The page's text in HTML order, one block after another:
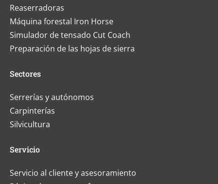
Reaserradoras
Máquina forestal Iron Horse
Simulador de tensado Cut Coach
Preparación de las hojas de sierra
Sectores
Serrerías y autónomos
Carpinterías
Silvicultura
Servicio
Servicio al cliente y asesoramiento